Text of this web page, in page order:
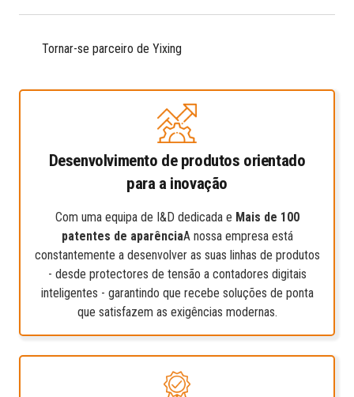
Tornar-se parceiro de Yixing
Desenvolvimento de produtos orientado
para a inovação
Com uma equipa de I&D dedicada e Mais de 100
patentes de aparênciaA nossa empresa está
constantemente a desenvolver as suas linhas de produtos
- desde protectores de tensão a contadores digitais
inteligentes - garantindo que recebe soluções de ponta
que satisfazem as exigências modernas.